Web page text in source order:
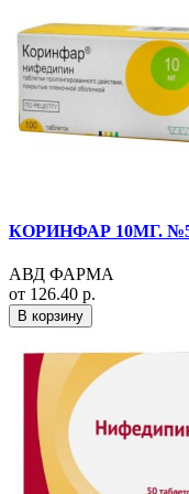
КОРИНФАР 10МГ.
АВД ФАРМА
от 126.40 р.
В корзину